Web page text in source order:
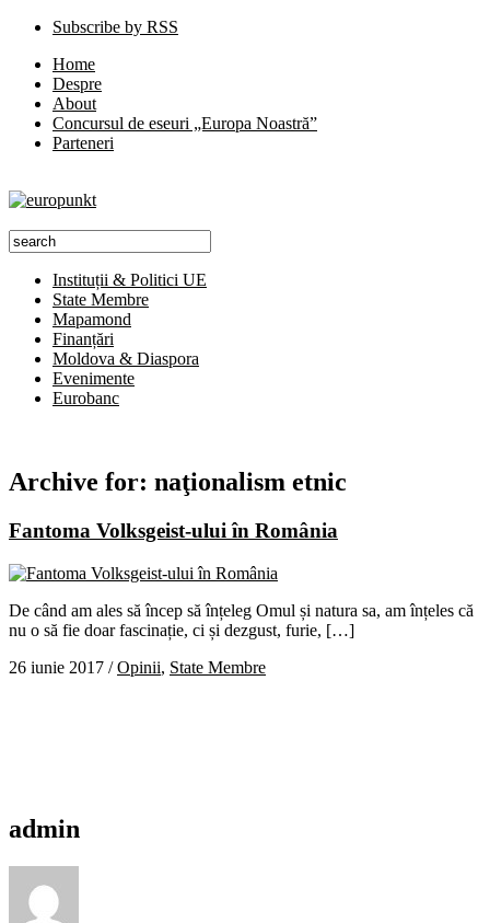
Subscribe by RSS
Home
Despre
About
Concursul de eseuri „Europa Noastră”
Parteneri
Instituții & Politici UE
State Membre
Mapamond
Finanțări
Moldova & Diaspora
Evenimente
Eurobanc
Archive for: naţionalism etnic
Fantoma Volksgeist-ului în România
De când am ales să încep să înțeleg Omul și natura sa, am înțeles că
nu o să fie doar fascinație, ci și dezgust, furie, […]
26 iunie 2017 /Opinii, State Membre
admin